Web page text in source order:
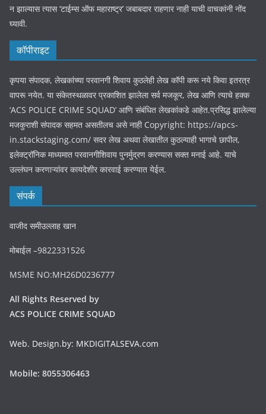
न झाल्यास त्यास ‘टाईम्स ऑफ महाराष्ट्र’ जबाबदार राहणार नाही याची वाचकांनी नोंद
घ्यावी.
कॉपीराइट
कृपया संपादक, लेखकांच्या परवानगी शिवाय कुठलेही लेख कॉपी करू नये किवा इतरत्र
वापरू नयेत. या संकेतस्थळावर प्रकाशित झालेला सर्व मजकूर, लेख आणि त्याचे हक्क
‘ACS POLICE CRIME SQUAD’ आणि संबंधित लेखकांकडे आहेत.प्रसिद्ध झालेल्या
मजकुराशी संपादक सहमत असतीलच असे नाही Copyright: https://apcs-
in.stackstaging.com/ सदर लेख अथवा लेखातील कुठल्याही भागाचे छापील,
इलेक्ट्रॉनिक माध्यमात परवानगीशिवाय पुनर्मुद्रण करण्यास सक्त मनाई आहे. याचे
उल्लंघन करणाऱ्यांवर कायदेशीर कारवाई करण्यात येईल.
संपर्क
वाजीद समीउल्लाह खान
मोबाईल –9822331526
MSME NO:MH26D0236777
All Rights Reserved by
ACS POLICE CRIME SQUAD
Web. Design.by: MKDIGITALSEVA.com
Mobile: 8055306463